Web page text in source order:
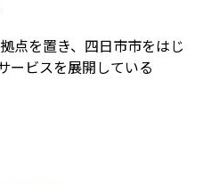
点を置き、四日市市をはじ
ービスを展開している